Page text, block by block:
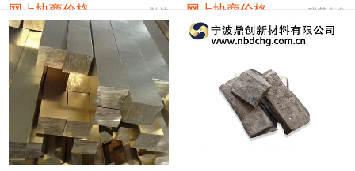
1#铬 60,000—82,000
553#硅 9,300—9,500
441#硅 9,600—9,800 9,700
3303#硅 10,300—10,500 10,400
2202#硅 14,100—14,300
网上协商价格 弘达 网上协商价格 联荣有色